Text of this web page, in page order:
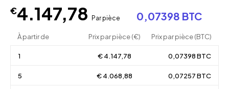
€4.147,78 Par pièce 0,07398 BTC
À partir de Prix par pièce (€) Prix par pièce (BTC)
1 € 4.147,78 0,07398 BTC
5 € 4.068,88 0,07257 BTC